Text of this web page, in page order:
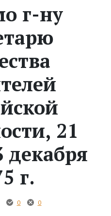
г-ну
21
декабря
г.
0 0